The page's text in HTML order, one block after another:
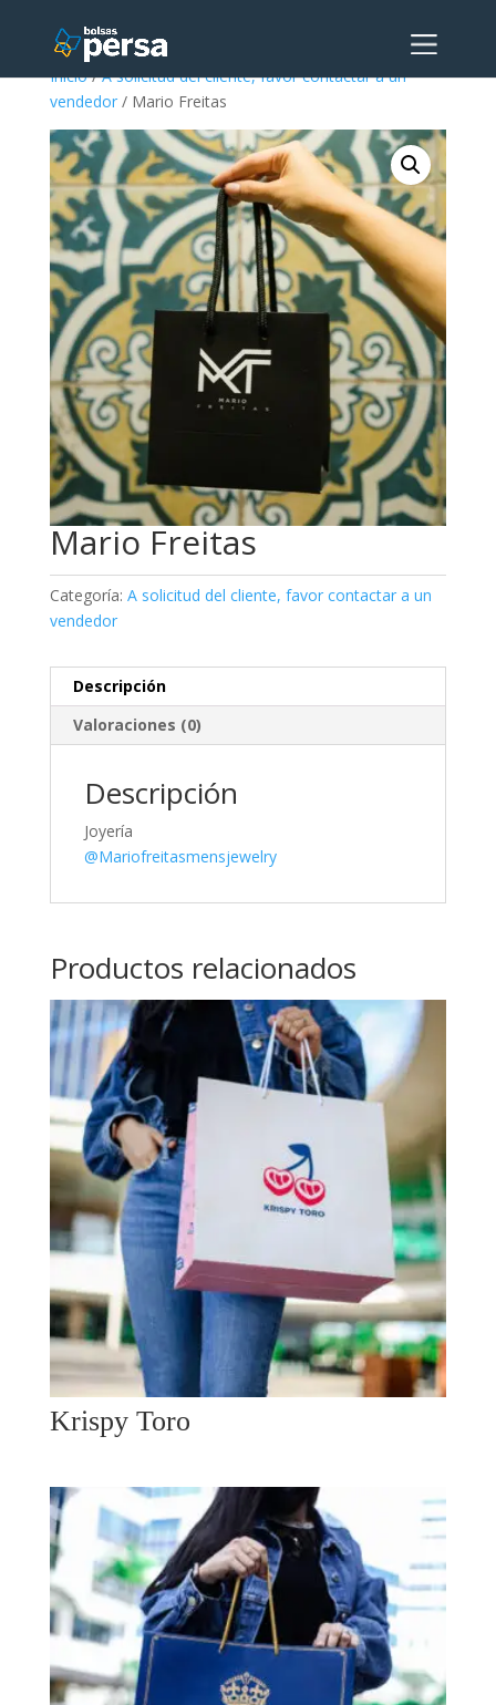
Inicio/A solicitud del cliente, favor contactar a un
vendedor/ Mario Freitas
Mario Freitas
Categoría: A solicitud del cliente, favor contactar a un
vendedor
Descripción
Valoraciones (0)
Descripción
Joyería
@Mariofreitasmensjewelry
Productos relacionados
Krispy Toro